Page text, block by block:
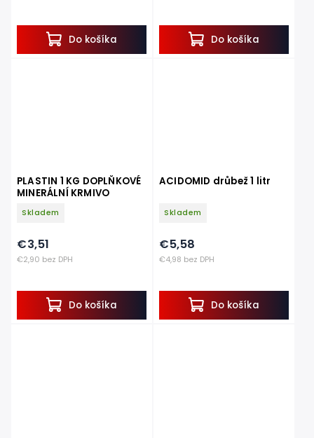
Do košíka Do košíka
PLASTIN 1 KG DOPLŇKOVÉ
MINERÁLNÍ KRMIVO
Skladem
€2,90 bez DPH
€3,51
Do košíka
ACIDOMID drůbež 1 litr
Skladem
€4,98 bez DPH
€5,58
Do košíka